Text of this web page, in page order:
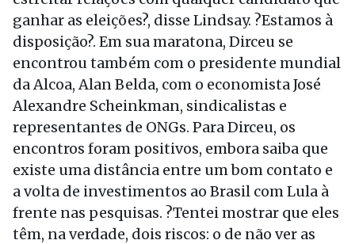
ganhar as eleições?, disse Lindsay. ?Estamos à
disposição?. Em sua maratona, Dirceu se
encontrou também com o presidente mundial
da Alcoa, Alan Belda, com o economista José
Alexandre Scheinkman, sindicalistas e
representantes de ONGs. Para Dirceu, os
encontros foram positivos, embora saiba que
existe uma distância entre um bom contato e
a volta de investimentos ao Brasil com Lula à
frente nas pesquisas. ?Tentei mostrar que eles
têm, na verdade, dois riscos: o de não ver as